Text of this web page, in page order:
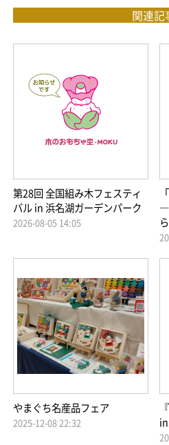
関連記
第28回 全国組み木フェスティ
バル in 浜名湖ガーデンパーク
2026-08-05 14:05
―
やまぐち名産品フェア
2025-12-08 22:32